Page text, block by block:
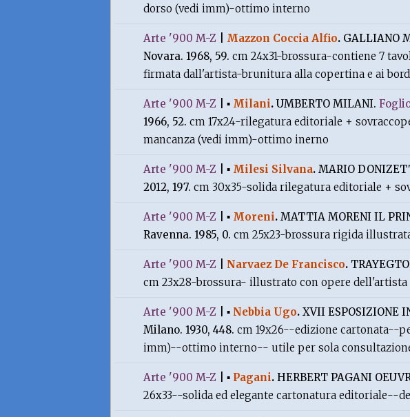
dorso (vedi imm)-ottimo interno
Arte '900 M-Z Mazzon Coccia Alfio. GALLIANO
Novara. 1968, 59. cm 24x31-brossura-contiene 7
firmata dall'artista-brunitura alla copertina e ai
Arte '900 M-Z ▪ Milani. UMBERTO MILANI.
1966, 52. cm 17x24-rilegatura editoriale +
mancanza (vedi imm)-ottimo inerno
Arte '900 M-Z ▪ Milesi Silvana. MARIO
2012, 197. cm 30x35-solida rilegatura editoriale +
Arte '900 M-Z ▪ Moreni. MATTIA MORENI IL
Ravenna. 1985, 0. cm 25x23-brossura rigida
Arte '900 M-Z Narvaez De Francisco.
cm 23x28-brossura- illustrato con opere dell'artista
Arte '900 M-Z ▪ Nebbia Ugo. XVII ESPOSIZIONE
Milano. 1930, 448. cm 19x26--edizione cartonata--
imm)--ottimo interno-- utile per sola
Arte '900 M-Z ▪ Pagani. HERBERT PAGANI
26x33--solida ed elegante cartonatura editoriale--